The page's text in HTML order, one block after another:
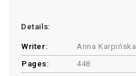
Details:
Writer:
Anna Karpińska
Pages:
448